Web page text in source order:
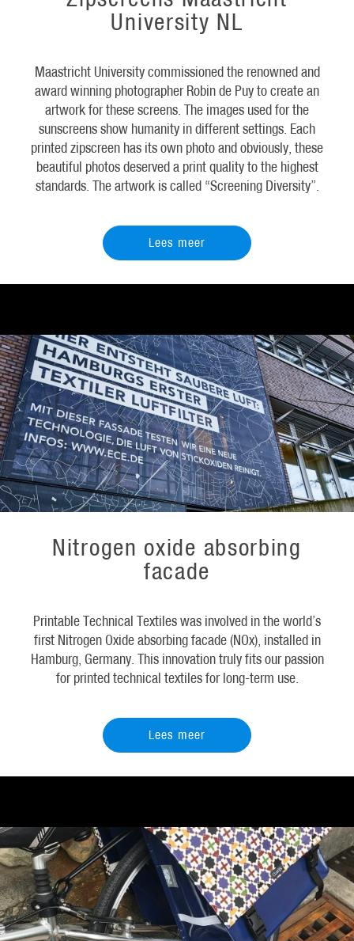
University NL
Maastricht University commissioned the renowned and
award winning photographer Robin de Puy to create an
artwork for these screens. The images used for the
sunscreens show humanity in different settings. Each
printed zipscreen has its own photo and obviously, these
beautiful photos deserved a print quality to the highest
standards. The artwork is called “Screening Diversity”.
Lees meer
Nitrogen oxide absorbing
facade
Printable Technical Textiles was involved in the world’s
first Nitrogen Oxide absorbing facade (NOx), installed in
Hamburg, Germany. This innovation truly fits our passion
for printed technical textiles for long-term use.
Lees meer